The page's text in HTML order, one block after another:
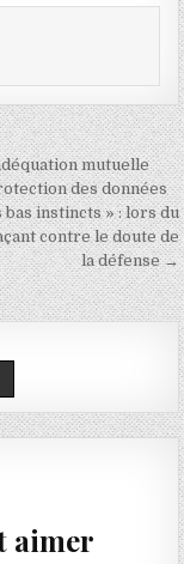
mutuelle
des données
instincts » : lors du
contre le doute de
la défense →
aimer